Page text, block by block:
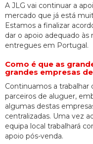
A JLG vai continuar a
mercado que já está
Estamos a finalizar
dar o apoio adequado às
entregues em Portugal.
Como é que as
grandes empresas
Continuamos a
parceiros de aluguer,
algumas destas
centralizadas. Uma vez
equipa local trabalhará
apoio pós-venda.